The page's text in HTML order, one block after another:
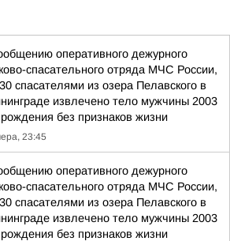
оперативного дежурного
спасательного отряда МЧС России,
спасателями из озера Пелавского в
извлечено тело мужчины 2003
рождения без признаков жизни
23:45
оперативного дежурного
спасательного отряда МЧС России,
спасателями из озера Пелавского в
извлечено тело мужчины 2003
рождения без признаков жизни